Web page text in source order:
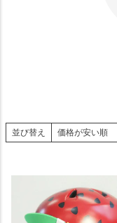
並び替え 価格が安い順